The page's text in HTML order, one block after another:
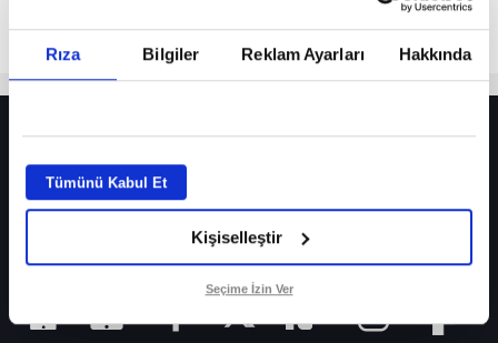
Rıza Bilgiler Reklam Ayarları Hakkında
Tümünü Kabul Et
Kişiselleştir
Seçime İzin Ver
Fenerbahçe’de sürpriz ayrılık ihtimali! Devre arasında gelmişti
Fenerbahçe’nin yeni transferi Mason Greenwood için olay sözler!
Galatasaray’da rota yeniden Thiago Almada!